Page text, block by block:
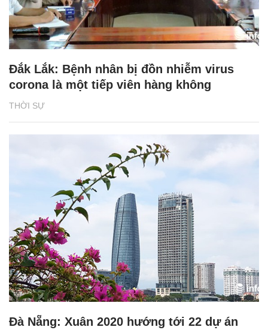
THỜI SỰ
Đắk Lắk: Bệnh nhân bị đồn nhiễm virus
corona là một tiếp viên hàng không
Đà Nẵng: Xuân 2020 hướng tới 22 dự án